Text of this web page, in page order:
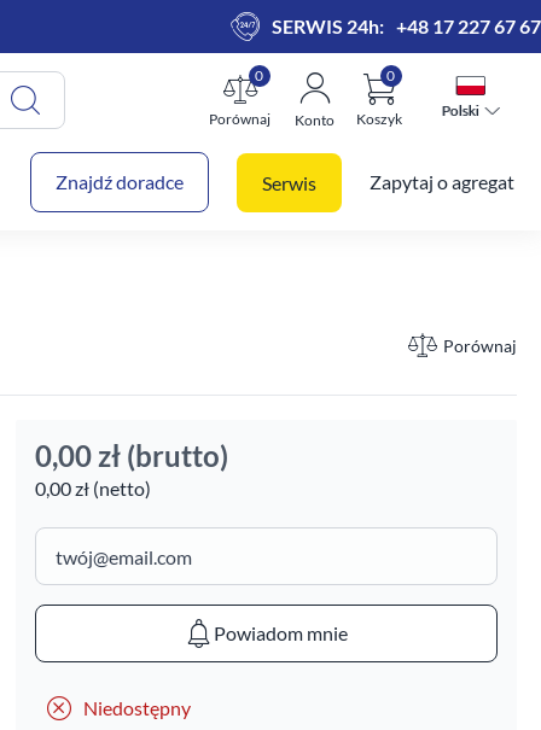
SERWIS 24h: +48 17 227 67 67
Porównaj
0
Konto Koszyk
0
Polski
Polski
Znajdź doradce Serwis Zapytaj o agregat
Porównaj
0,00 zł (brutto)
0,00 zł (netto)
Powiadom mnie
Niedostępny